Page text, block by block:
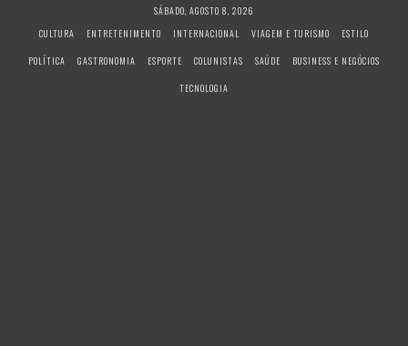
SÁBADO, AGOSTO 8, 2026
CULTURA
ENTRETENIMENTO INTERNACIONAL VIAGEM E TURISMO
ESTILO
POLÍTICA
GASTRONOMIA ESPORTE COLUNISTAS SAÚDE
BUSINESS E NEGÓCIOS
TECNOLOGIA